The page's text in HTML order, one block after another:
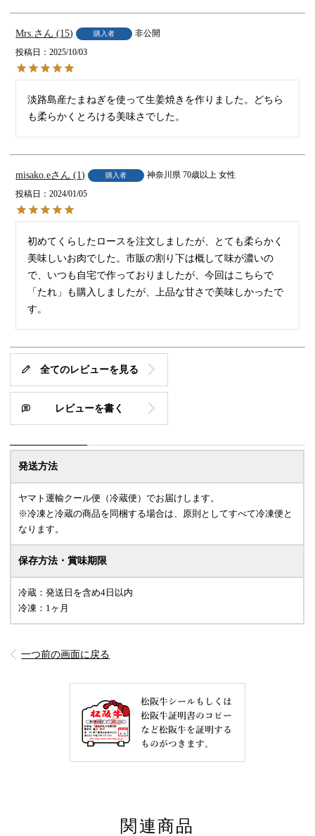
Mrs. 15 購入者
非公開
投稿日
2025/10/03
淡路島産たまねぎを使って生姜焼きを作りました。どちら
も柔らかくとろける美味さでした。
misako.e 1 購入者 神奈川県 70歳以上 女性
投稿日
2024/01/05
初めてくらしたロースを注文しましたが、とても柔らかく
美味しいお肉でした。市販の割り下は概して味が濃いの
で、いつも自宅で作っておりましたが、今回はこちらで
「たれ」も購入しましたが、上品な甘さで美味しかったで
す。
全てのレビューを見る
レビューを書く
発送方法
ヤマト運輸クール便（冷蔵便）でお届けします。
※冷凍と冷蔵の商品を同梱する場合は、原則としてすべて冷凍便と
なります。
保存方法・賞味期限
冷蔵：発送日を含め4日以内
冷凍：1ヶ月
一つ前の画面に戻る
関連商品